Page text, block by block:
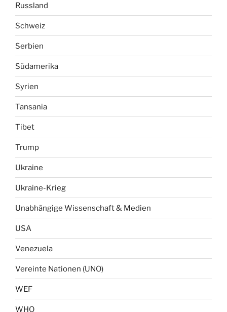
Russland
Schweiz
Serbien
Südamerika
Syrien
Tansania
Tibet
Trump
Ukraine
Ukraine-Krieg
Unabhängige Wissenschaft & Medien
USA
Venezuela
Vereinte Nationen (UNO)
WEF
WHO